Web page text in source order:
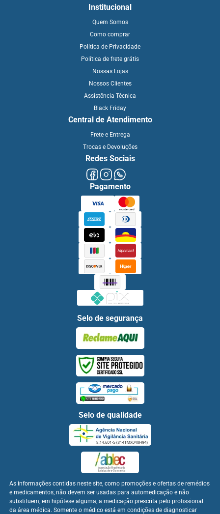
Institucional
Quem Somos
Como comprar
Política de Privacidade
Política de frete grátis
Nossas Lojas
Nossos Clientes
Assistência Técnica
Black Friday
Central de Atendimento
Frete e Entrega
Trocas e Devoluções
Redes Sociais
Pagamento
Selo de segurança
Selo de qualidade
As informações contidas neste site, como promoções e ofertas de remédios
e medicamentos, não devem ser usadas para automedicação e não
substituem, em hipótese alguma, a medicação prescrita pelo profissional
da área médica. Somente o médico está em condições de diagnosticar